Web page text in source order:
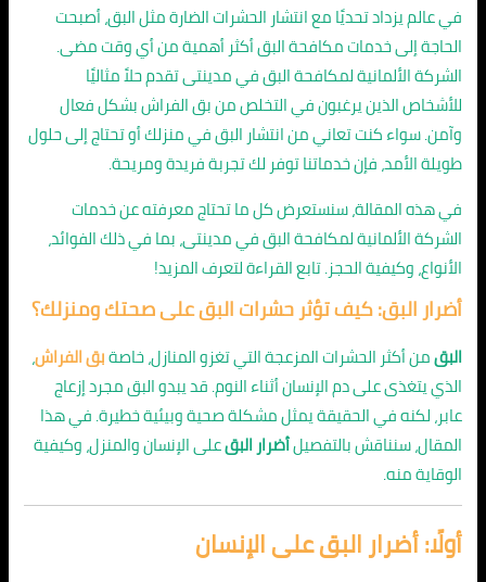
في عالم يزداد تحديًا مع انتشار الحشرات الضارة مثل البق، أصبحت
الحاجة إلى خدمات مكافحة البق أكثر أهمية من أي وقت مضى.
الشركة الألمانية لمكافحة البق في مدينتى تقدم حلاً مثاليًا
للأشخاص الذين يرغبون في التخلص من بق الفراش بشكل فعال
وآمن. سواء كنت تعاني من انتشار البق في منزلك أو تحتاج إلى حلول
طويلة الأمد، فإن خدماتنا توفر لك تجربة فريدة ومريحة.
في هذه المقالة، سنستعرض كل ما تحتاج معرفته عن خدمات
الشركة الألمانية لمكافحة البق في مدينتى، بما في ذلك الفوائد،
الأنواع، وكيفية الحجز. تابع القراءة لتعرف المزيد!
أضرار البق: كيف تؤثر حشرات البق على صحتك ومنزلك؟
البقمن أكثر الحشرات المزعجة التي تغزو المنازل، خاصةبق الفراش،
الذي يتغذى على دم الإنسان أثناء النوم. قد يبدو البق مجرد إزعاج
عابر، لكنه في الحقيقة يمثل مشكلة صحية وبيئية خطيرة. في هذا
المقال، سنناقش بالتفصيلأضرار البقعلى الإنسان والمنزل، وكيفية
الوقاية منه.
أولًا: أضرار البق على الإنسان